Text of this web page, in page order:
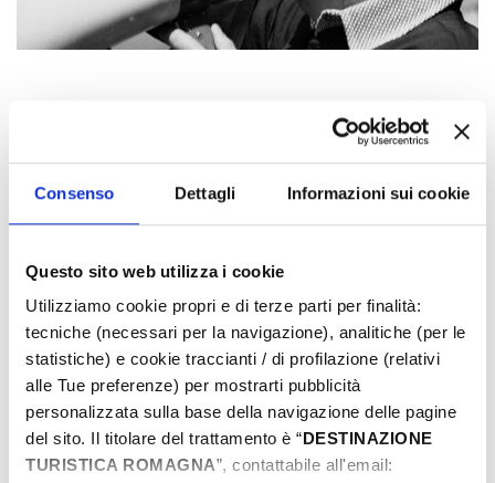
Consenso Dettagli Informazioni sui cookie
Questo sito web utilizza i cookie
Utilizziamo cookie propri e di terze parti per finalità:
tecniche (necessari per la navigazione), analitiche (per le
statistiche) e cookie traccianti / di profilazione (relativi
alle Tue preferenze) per mostrarti pubblicità
personalizzata sulla base della navigazione delle pagine
del sito. Il titolare del trattamento è “DESTINAZIONE
TURISTICA ROMAGNA”, contattabile all'email:
Filmtouristische Reiserouten zur Entdeckung der
Typische Handwerkskunst